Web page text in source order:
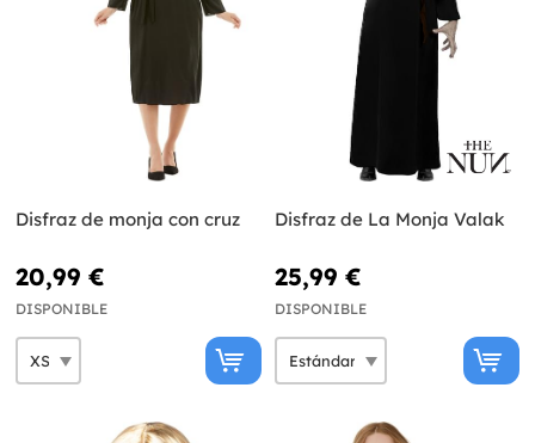
Disfraz de monja con cruz
20,99 €
DISPONIBLE
Disfraz de La Monja Valak
25,99 €
DISPONIBLE